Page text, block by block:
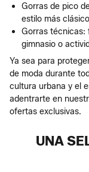
Gorras de pico
estilo más
Gorras técnicas:
gimnasio o
Ya sea para
de moda durante
cultura urbana y el
adentrarte en
ofertas exclusivas.
UNA